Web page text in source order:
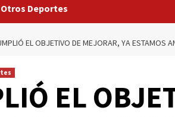
Otros Deportes
EL OBJETIVO DE MEJORAR, YA ESTAMOS
EL